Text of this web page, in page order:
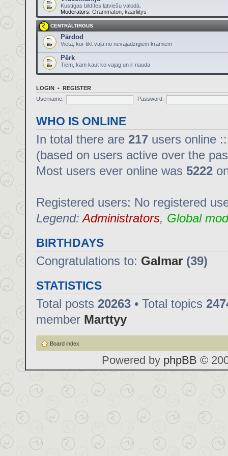
Kustīgas bildītes latviešu valodā.
Moderators: Grammaton kaarliitys
CENTRĀLTIRGUS
Pārdod
Vieta, kur tikt vaļā no nevajadzīgiem krāmiem
Pērk
Tiem, kam kaut ko vajag un ir nauda
LOGIN • REGISTER
Username:
Password:
WHO IS ONLINE
In total there are 217 users online
(based on users active over the
Most users ever online was 5222
Registered users: No registered
Legend:Administrators, Global
BIRTHDAYS
Congratulations to: Galmar (39)
STATISTICS
Total posts 20263 • Total topics
member Marttyy
Board index
Powered by phpBB ©